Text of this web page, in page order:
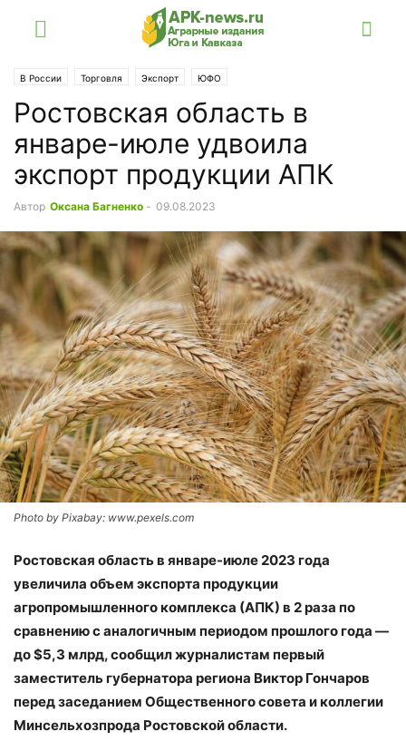
В России Торговля Экспорт ЮФО
Ростовская область в
январе-июле удвоила
экспорт продукции АПК
Автор Оксана Багненко - 09.08.2023
Photo by Pixabay: www.pexels.com
Ростовская область в январе-июле 2023 года
увеличила объем экспорта продукции
агропромышленного комплекса (АПК) в 2 раза по
сравнению с аналогичным периодом прошлого года —
до $5,3 млрд, сообщил журналистам первый
заместитель губернатора региона Виктор Гончаров
перед заседанием Общественного совета и коллегии
Минсельхозпрода Ростовской области.